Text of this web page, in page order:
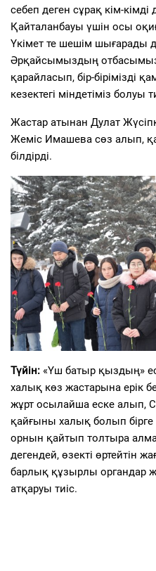
себеп деген сұрақ кім-
Қайталанбауы үшін осы
Үкімет те шешім шығарады
Әрқайсымыздың
қарайласып, бір-бірімізді
кезектегі міндетіміз болуы
Жастар атынан Дулат
Жеміс Имашева сөз алып,
білдірді.
Түйін: «Үш батыр қыздың»
халық көз жастарына ерік
жұрт осылайша еске алып,
қайғыны халық болып бірге
орнын қайтып толтыра
дегендей, өзекті өртейтін
барлық құзырлы органдар
атқаруы тиіс.